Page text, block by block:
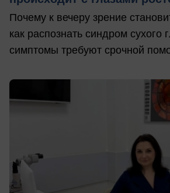
Почему к вечеру зрение
как распознать синдром сухого
симптомы требуют срочной